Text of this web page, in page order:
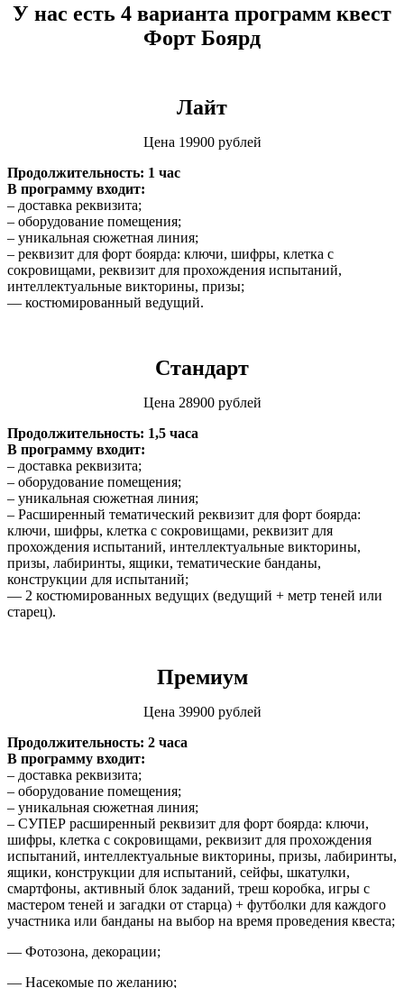
У нас есть 4 варианта программ квест
Форт Боярд
Лайт
Цена 19900 рублей
Продолжительность: 1 час
В программу входит:
– доставка реквизита;
– оборудование помещения;
– уникальная сюжетная линия;
– реквизит для форт боярда: ключи, шифры, клетка с
сокровищами, реквизит для прохождения испытаний,
интеллектуальные викторины, призы;
— костюмированный ведущий.
Стандарт
Цена 28900 рублей
Продолжительность: 1,5 часа
В программу входит:
– доставка реквизита;
– оборудование помещения;
– уникальная сюжетная линия;
– Расширенный тематический реквизит для форт боярда:
ключи, шифры, клетка с сокровищами, реквизит для
прохождения испытаний, интеллектуальные викторины,
призы, лабиринты, ящики, тематические банданы,
конструкции для испытаний;
— 2 костюмированных ведущих (ведущий + метр теней или
старец).
Премиум
Цена 39900 рублей
Продолжительность: 2 часа
В программу входит:
– доставка реквизита;
– оборудование помещения;
– уникальная сюжетная линия;
– СУПЕР расширенный реквизит для форт боярда: ключи,
шифры, клетка с сокровищами, реквизит для прохождения
испытаний, интеллектуальные викторины, призы, лабиринты,
ящики, конструкции для испытаний, сейфы, шкатулки,
смартфоны, активный блок заданий, треш коробка, игры с
мастером теней и загадки от старца) + футболки для каждого
участника или банданы на выбор на время проведения квеста;
— Фотозона, декорации;
— Насекомые по желанию;